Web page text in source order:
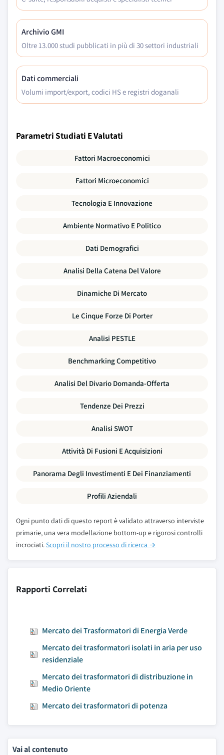
Archivio GMI
Oltre 13.000 studi pubblicati in più di 30 settori industriali
Dati commerciali
Volumi import/export, codici HS e registri doganali
Parametri Studiati E Valutati
Fattori Macroeconomici
Fattori Microeconomici
Tecnologia E Innovazione
Ambiente Normativo E Politico
Dati Demografici
Analisi Della Catena Del Valore
Dinamiche Di Mercato
Le Cinque Forze Di Porter
Analisi PESTLE
Benchmarking Competitivo
Analisi Del Divario Domanda-Offerta
Tendenze Dei Prezzi
Analisi SWOT
Attività Di Fusioni E Acquisizioni
Panorama Degli Investimenti E Dei Finanziamenti
Profili Aziendali
Ogni punto dati di questo report è validato attraverso interviste
primarie, una vera modellazione bottom-up e rigorosi controlli
incrociati.Scopri il nostro processo di ricerca →
Rapporti Correlati
Mercato dei Trasformatori di Energia Verde
Mercato dei trasformatori isolati in aria per uso
residenziale
Mercato dei trasformatori di distribuzione in
Medio Oriente
Mercato dei trasformatori di potenza
Vai al contenuto